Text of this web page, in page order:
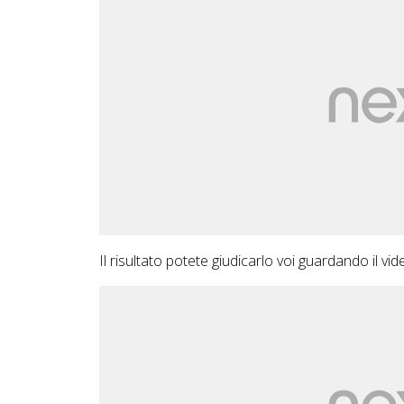
Il risultato potete giudicarlo voi guardando il